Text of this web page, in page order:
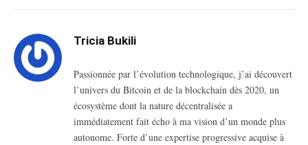
Tricia Bukili
Passionnée par l’évolution technologique, j’ai découvert
l’univers du Bitcoin et de la blockchain dès 2020, un
écosystème dont la nature décentralisée a
immédiatement fait écho à ma vision d’un monde plus
autonome. Forte d’une expertise progressive acquise à